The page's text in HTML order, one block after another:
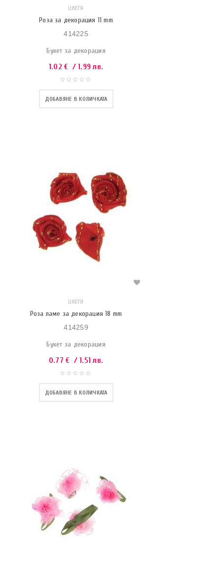
ЦВЕТЯ
Роза за декорация 11 mm
414225
Букет за декорация
1.02€ / 1.99 лв.
ДОБАВЯНЕ В КОЛИЧКАТА
ЦВЕТЯ
Роза ламе за декорация 18 mm
414259
Букет за декорация
0.77€ / 1.51 лв.
ДОБАВЯНЕ В КОЛИЧКАТА